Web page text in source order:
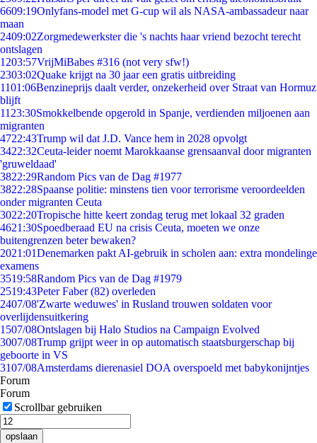
6609:19Onlyfans-model met G-cup wil als NASA-ambassadeur naar
maan
2409:02Zorgmedewerkster die 's nachts haar vriend bezocht terecht
ontslagen
1203:57VrijMiBabes #316 (not very sfw!)
2303:02Quake krijgt na 30 jaar een gratis uitbreiding
1101:06Benzineprijs daalt verder, onzekerheid over Straat van Hormuz
blijft
11 23:30Smokkelbende opgerold in Spanje, verdienden miljoenen aan
migranten
4722:43Trump wil dat J.D. Vance hem in 2028 opvolgt
3422:32Ceuta-leider noemt Marokkaanse grensaanval door migranten
'gruweldaad'
3822:29Random Pics van de Dag #1977
3822:28Spaanse politie: minstens tien voor terrorisme veroordeelden
onder migranten Ceuta
3022:20Tropische hitte keert zondag terug met lokaal 32 graden
4621:30Spoedberaad EU na crisis Ceuta, moeten we onze
buitengrenzen beter bewaken?
2021:01Denemarken pakt AI-gebruik in scholen aan: extra mondelinge
examens
3519:58Random Pics van de Dag #1979
2519:43Peter Faber (82) overleden
2407/08'Zwarte weduwes' in Rusland trouwen soldaten voor
overlijdensuitkering
1507/08Ontslagen bij Halo Studios na Campaign Evolved
3007/08Trump grijpt weer in op automatisch staatsburgerschap bij
geboorte in VS
3107/08Amsterdams dierenasiel DOA overspoeld met babykonijntjes
Forum
Forum
Scrollbar gebruiken
opslaan